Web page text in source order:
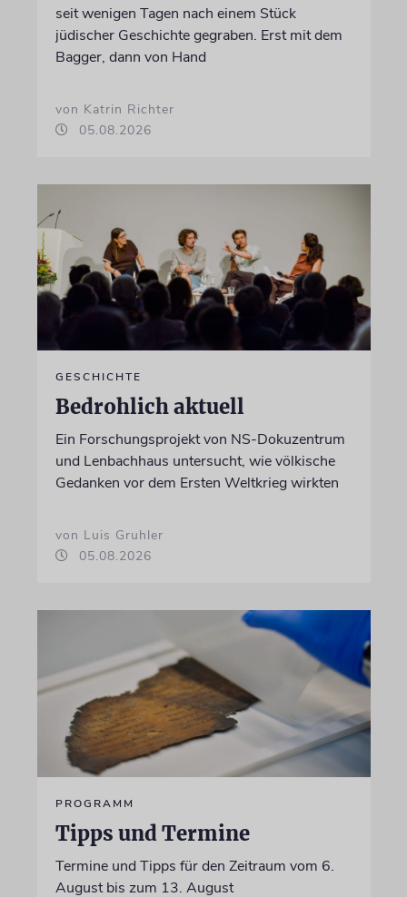
seit wenigen Tagen nach einem Stück
jüdischer Geschichte gegraben. Erst mit dem
Bagger, dann von Hand
von Katrin Richter
05.08.2026
GESCHICHTE
Bedrohlich aktuell
Ein Forschungsprojekt von NS-Dokuzentrum
und Lenbachhaus untersucht, wie völkische
Gedanken vor dem Ersten Weltkrieg wirkten
von Luis Gruhler
05.08.2026
PROGRAMM
Tipps und Termine
Termine und Tipps für den Zeitraum vom 6.
August bis zum 13. August